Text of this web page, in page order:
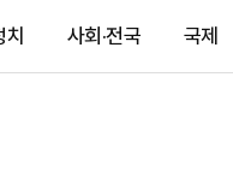
치 사회·전국 국제